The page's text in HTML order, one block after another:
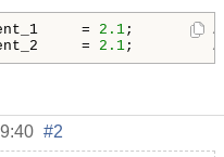
= 2.1;
= 2.1;
#2